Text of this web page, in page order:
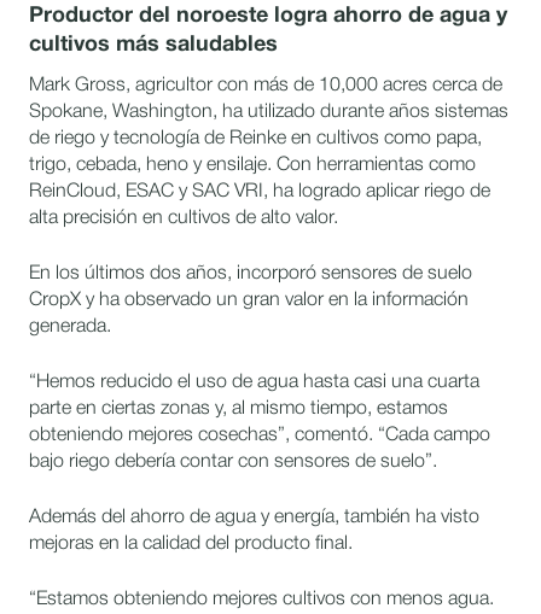
Productor del noroeste logra ahorro de agua y
cultivos más saludables
Mark Gross, agricultor con más de 10,000 acres cerca de
Spokane, Washington, ha utilizado durante años sistemas
de riego y tecnología de Reinke en cultivos como papa,
trigo, cebada, heno y ensilaje. Con herramientas como
ReinCloud, ESAC y SAC VRI, ha logrado aplicar riego de
alta precisión en cultivos de alto valor.
En los últimos dos años, incorporó sensores de suelo
CropX y ha observado un gran valor en la información
generada.
“Hemos reducido el uso de agua hasta casi una cuarta
parte en ciertas zonas y, al mismo tiempo, estamos
obteniendo mejores cosechas”, comentó. “Cada campo
bajo riego debería contar con sensores de suelo”.
Además del ahorro de agua y energía, también ha visto
mejoras en la calidad del producto final.
“Estamos obteniendo mejores cultivos con menos agua.